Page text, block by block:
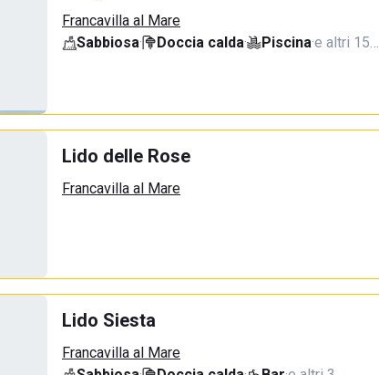
Francavilla al Mare
Sabbiosa· Doccia calda· Piscina·e altri 15…
Lido delle Rose
Francavilla al Mare
Lido Siesta
Francavilla al Mare